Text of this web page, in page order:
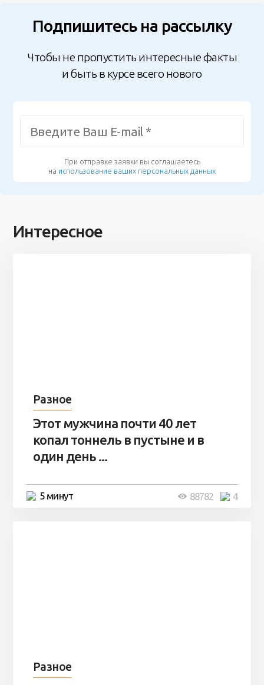
Подпишитесь на рассылку
Чтобы не пропустить интересные факты
и быть в курсе всего нового
При отправке заявки вы соглашаетесь
на использование ваших персональных данных
Интересное
Разное
Этот мужчина почти 40 лет
копал тоннель в пустыне и в
один день ...
5 минут 4
88782
Разное